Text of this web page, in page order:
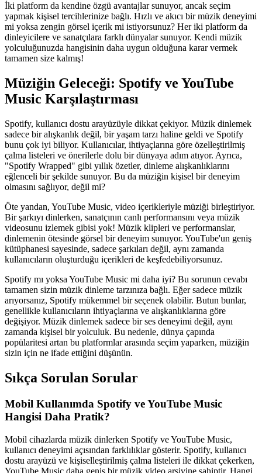
İki platform da kendine özgü avantajlar sunuyor, ancak seçim
yapmak kişisel tercihlerinize bağlı. Hızlı ve akıcı bir müzik deneyimi
mi yoksa zengin görsel içerik mi istiyorsunuz? Her iki platform da
dinleyicilere ve sanatçılara farklı dünyalar sunuyor. Kendi müzik
yolculuğunuzda hangisinin daha uygun olduğuna karar vermek
tamamen size kalmış!
Müziğin Geleceği: Spotify ve YouTube
Music Karşılaştırması
Spotify, kullanıcı dostu arayüzüyle dikkat çekiyor. Müzik dinlemek
sadece bir alışkanlık değil, bir yaşam tarzı haline geldi ve Spotify
bunu çok iyi biliyor. Kullanıcılar, ihtiyaçlarına göre özelleştirilmiş
çalma listeleri ve önerilerle dolu bir dünyaya adım atıyor. Ayrıca,
"Spotify Wrapped" gibi yıllık özetler, dinleme alışkanlıklarını
eğlenceli bir şekilde sunuyor. Bu da müziğin kişisel bir deneyim
olmasını sağlıyor, değil mi?
Öte yandan, YouTube Music, video içerikleriyle müziği birleştiriyor.
Bir şarkıyı dinlerken, sanatçının canlı performansını veya müzik
videosunu izlemek gibisi yok! Müzik klipleri ve performanslar,
dinlemenin ötesinde görsel bir deneyim sunuyor. YouTube'un geniş
kütüphanesi sayesinde, sadece şarkıları değil, aynı zamanda
kullanıcıların oluşturduğu içerikleri de keşfedebiliyorsunuz.
Spotify mı yoksa YouTube Music mi daha iyi? Bu sorunun cevabı
tamamen sizin müzik dinleme tarzınıza bağlı. Eğer sadece müzik
arıyorsanız, Spotify mükemmel bir seçenek olabilir. Butun bunlar,
genellikle kullanıcıların ihtiyaçlarına ve alışkanlıklarına göre
değişiyor. Müzik dinlemek sadece bir ses deneyimi değil, aynı
zamanda kişisel bir yolculuk. Bu nedenle, dünya çapında
popülaritesi artan bu platformlar arasında seçim yaparken, müziğin
sizin için ne ifade ettiğini düşünün.
Sıkça Sorulan Sorular
Mobil Kullanımda Spotify ve YouTube Music
Hangisi Daha Pratik?
Mobil cihazlarda müzik dinlerken Spotify ve YouTube Music,
kullanıcı deneyimi açısından farklılıklar gösterir. Spotify, kullanıcı
dostu arayüzü ve kişiselleştirilmiş çalma listeleri ile dikkat çekerken,
YouTube Music daha geniş bir müzik video arşivine sahiptir. Hangi